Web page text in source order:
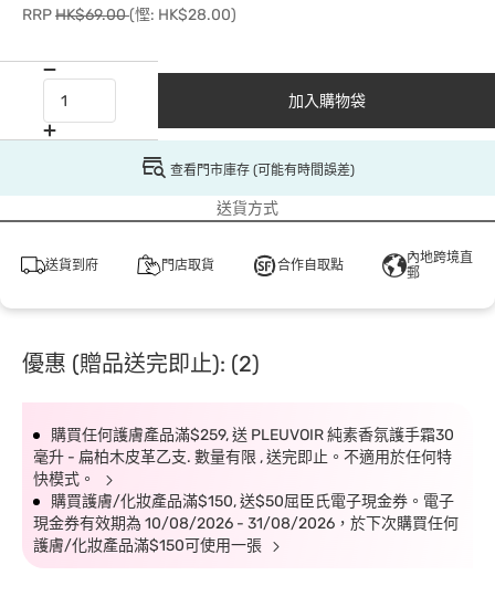
RRPHK$69.00(慳: HK$28.00)
加入購物袋
查看門市庫存 (可能有時間誤差)
送貨方式
送貨到府 門店取貨 合作自取點
內地跨境直
郵
優惠 (贈品送完即止): (2)
購買任何護膚產品滿$259, 送 PLEUVOIR 純素香氛護手霜30
毫升 - 扁柏木皮革乙支. 數量有限 , 送完即止。不適用於任何特
快模式。
購買護膚/化妝產品滿$150, 送$50屈臣氏電子現金券。電子
現金券有效期為 10/08/2026 - 31/08/2026，於下次購買任何
護膚/化妝產品滿$150可使用一張